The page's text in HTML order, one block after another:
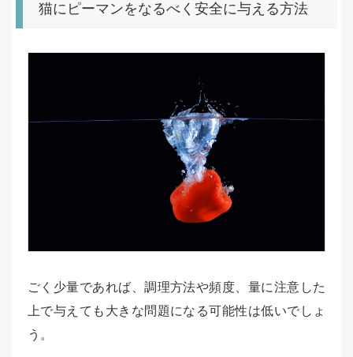
猫にピーマンをなるべく安全に与える方法
ごく少量であれば、調理方法や頻度、量に注意した
上で与えても大きな問題になる可能性は低いでしょ
う。